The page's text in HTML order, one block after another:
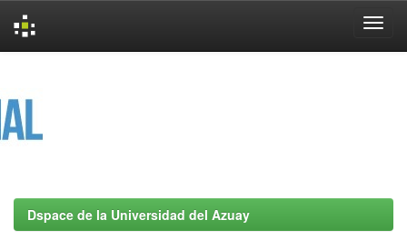
Dspace de la Universidad del Azuay